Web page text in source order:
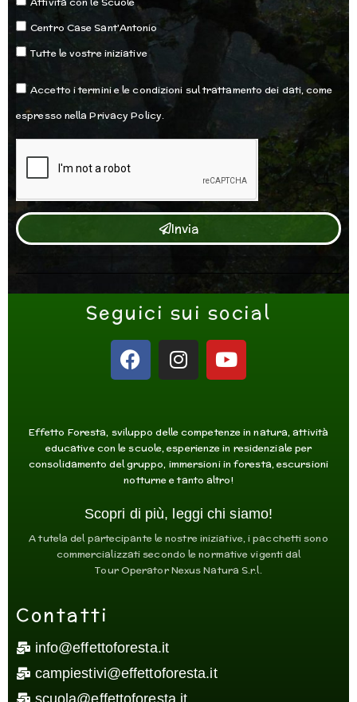
Centro Case Sant'Antonio
Tutte le vostre iniziative
Accettazione
Accetto i termini e le condizioni sul trattamento dei dati, come
espresso nella Privacy Policy.
Invia
Seguici sui social
F
a
b
o
o
k
I
n
a
g
r
a
m
Y
o
u
b
e
Effetto Foresta, sviluppo delle competenze in natura, attività
educative con le scuole, esperienze in residenziale per
consolidamento del gruppo, immersioni in foresta, escursioni
notturne e tanto altro!
Scopri di più, leggi chi siamo!
A tutela del partecipante le nostre iniziative, i pacchetti sono
commercializzati secondo le normative vigenti dal
Tour Operator Nexus Natura S.r.l.
Contatti
info@effettoforesta.it
campiestivi@effettoforesta.it
scuola@effettoforesta.it